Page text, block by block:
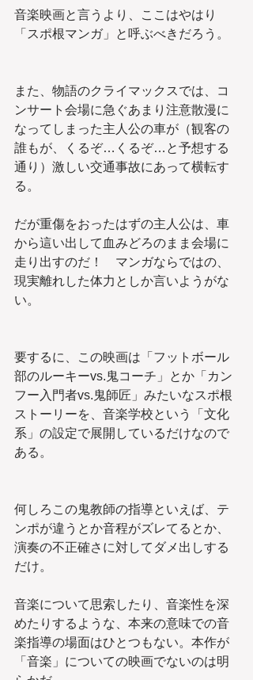
音楽映画と言うより、ここはやはり
「スポ根マンガ」と呼ぶべきだろう。
また、物語のクライマックスでは、コ
ンサート会場に急ぐあまり注意散漫に
なってしまった主人公の車が（観客の
誰もが、くるぞ…くるぞ…と予想する
通り）激しい交通事故にあって横転す
る。
だが重傷をおったはずの主人公は、車
から這い出して血みどろのまま会場に
走り出すのだ！　マンガならではの、
現実離れした体力としか言いようがな
い。
要するに、この映画は「フットボール
部のルーキーvs.鬼コーチ」とか「カン
フー入門者vs.鬼師匠」みたいなスポ根
ストーリーを、音楽学校という「文化
系」の設定で展開しているだけなので
ある。
何しろこの鬼教師の指導といえば、テ
ンポが違うとか音程がズレてるとか、
演奏の不正確さに対してダメ出しする
だけ。
音楽について思索したり、音楽性を深
めたりするような、本来の意味での音
楽指導の場面はひとつもない。本作が
「音楽」についての映画でないのは明